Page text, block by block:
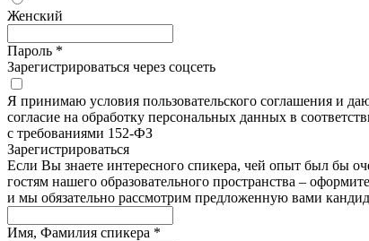
Женский
Пароль *
Зарегистрироваться через соцсеть
Я принимаю условия пользовательского соглашения и
согласие на обработку персональных данных в
с требованиями 152-ФЗ
Зарегистрироватьcя
Если Вы знаете интересного спикера, чей опыт был бы
гостям нашего образовательного пространства –
и мы обязательно рассмотрим предложенную вами
Имя, Фамилия спикера *